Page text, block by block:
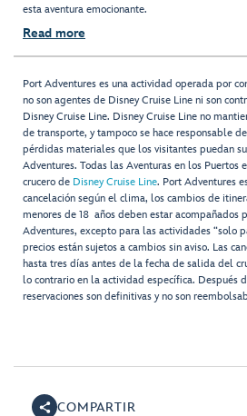
esta aventura emocionante.
Read more
Port Adventures es una actividad operada por
no son agentes de Disney Cruise Line ni son
Disney Cruise Line. Disney Cruise Line no
de transporte, y tampoco se hace responsable
pérdidas materiales que los visitantes puedan
Adventures. Todas las Aventuras en los Puertos
crucero de Disney Cruise Line. Port Adventures
cancelación según el clima, los cambios de
menores de 18 años deben estar acompañados
Adventures, excepto para las actividades “solo
precios están sujetos a cambios sin aviso. Las
hasta tres días antes de la fecha de salida del
lo contrario en la actividad específica. Después
reservaciones son definitivas y no son
COMPARTIR